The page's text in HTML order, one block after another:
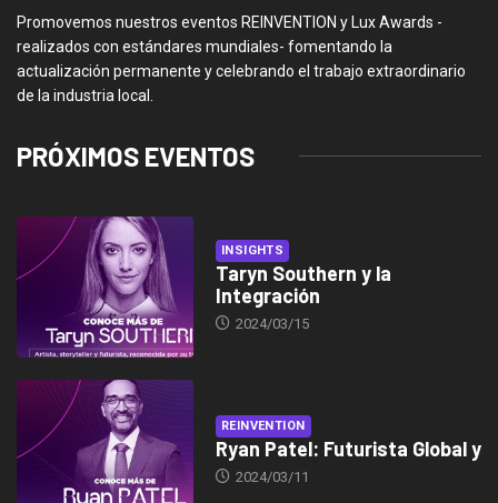
Promovemos nuestros eventos REINVENTION y Lux Awards -
realizados con estándares mundiales- fomentando la
actualización permanente y celebrando el trabajo extraordinario
de la industria local.
PRÓXIMOS EVENTOS
INSIGHTS
Taryn Southern y la
Integración
2024/03/15
REINVENTION
Ryan Patel: Futurista Global y
2024/03/11